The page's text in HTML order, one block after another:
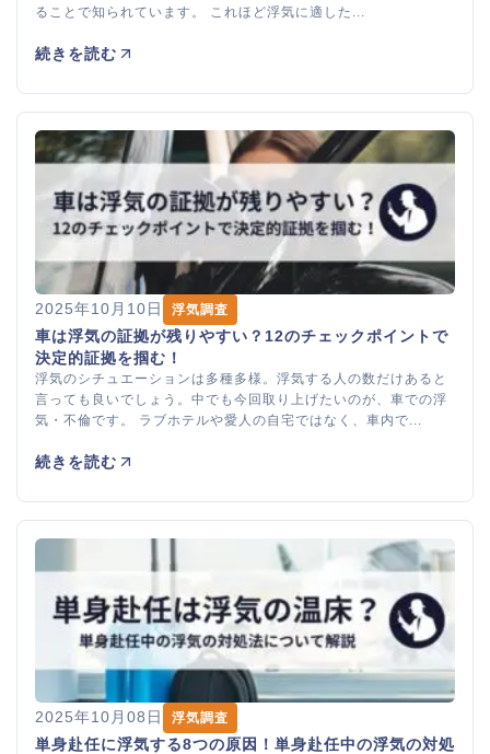
ることで知られています。 これほど浮気に適した...
続きを読む
2025年10月10日 浮気調査
車は浮気の証拠が残りやすい？12のチェックポイントで
決定的証拠を掴む！
浮気のシチュエーションは多種多様。浮気する人の数だけあると
言っても良いでしょう。中でも今回取り上げたいのが、車での浮
気・不倫です。 ラブホテルや愛人の自宅ではなく、車内で...
続きを読む
2025年10月08日 浮気調査
単身赴任に浮気する8つの原因！単身赴任中の浮気の対処